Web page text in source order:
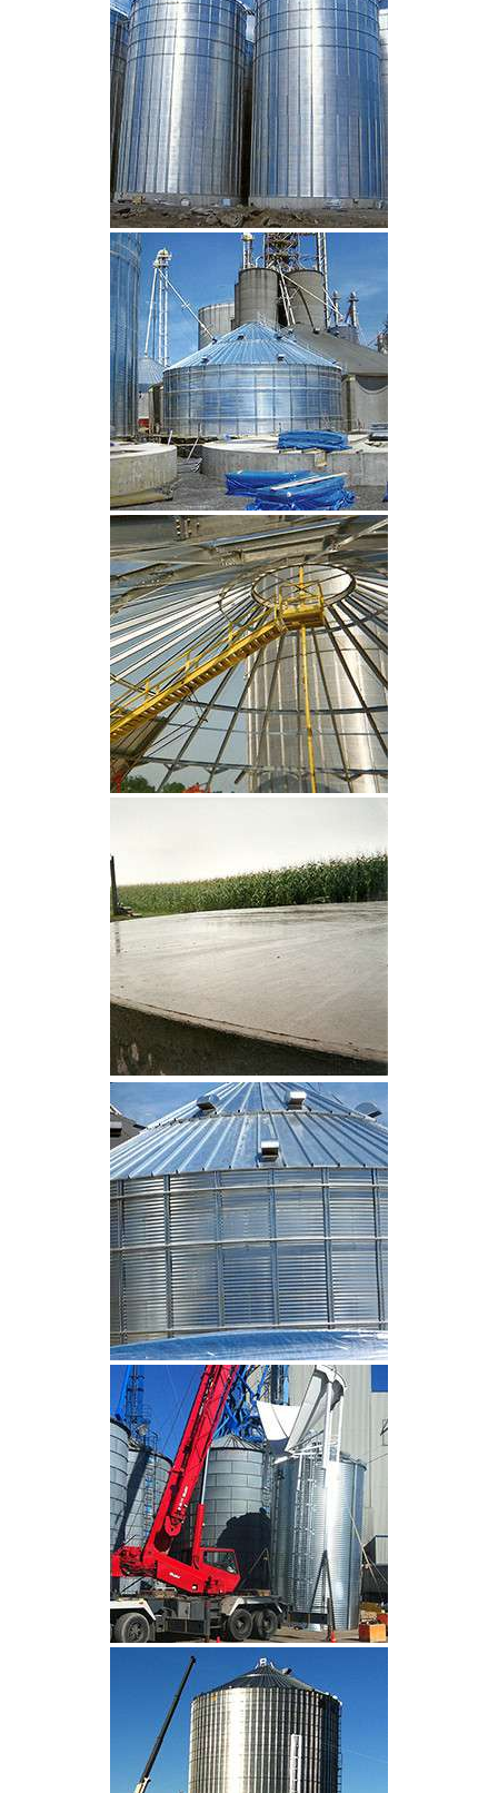
CLIQUEZ POUR AGRANDIR
CLIQUEZ POUR AGRANDIR
CLIQUEZ POUR AGRANDIR
CLIQUEZ POUR AGRANDIR
CLIQUEZ POUR AGRANDIR
CLIQUEZ POUR AGRANDIR